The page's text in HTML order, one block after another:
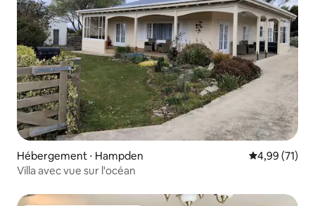
Hébergement ⋅ Hampden Évaluation
4,99 (71)
Villa avec vue sur l'océan